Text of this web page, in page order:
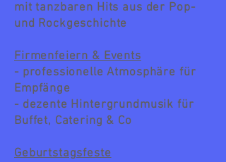
mit tanzbaren Hits aus der Pop-
und Rockgeschichte
Firmenfeiern & Events
- professionelle Atmosphäre für
Empfänge
- dezente Hintergrundmusik für
Buffet, Catering & Co
Geburtstagsfeste